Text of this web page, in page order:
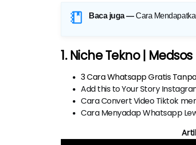
Baca juga — Cara
1. Niche Tekno | Medsos
3 Cara Whatsapp Gratis
Add this to Your Story
Cara Convert Video Tiktok
Cara Menyadap Whatsapp